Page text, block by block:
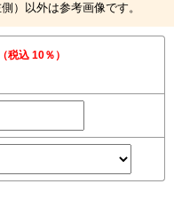
）以外は参考画像です。
（税込 10％）